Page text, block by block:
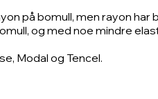
på bomull, men rayon har
omull, og med noe mindre
Modal og Tencel.